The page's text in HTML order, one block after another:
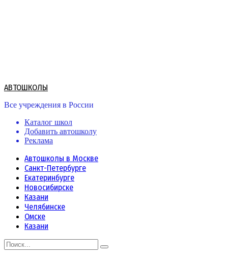
АВТОШКОЛЫ
Все учреждения в России
Каталог школ
Добавить автошколу
Реклама
Автошколы в Москве
Санкт-Петербурге
Екатеринбурге
Новосибирске
Казани
Челябинске
Омске
Казани
Search
for: